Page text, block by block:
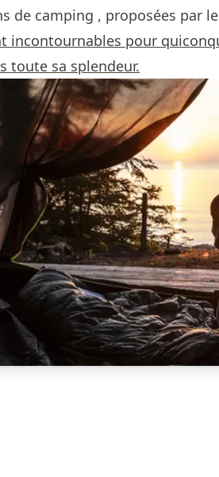
de camping , proposées par
incontournables pour
toute sa splendeur.